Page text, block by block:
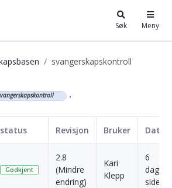
Søk Meny
svangerskapskontroll
.
status Revisjon Bruker Dato
Godkjent
2.8
(Mindre
endring)
Kari
Klepp
6
dager
siden